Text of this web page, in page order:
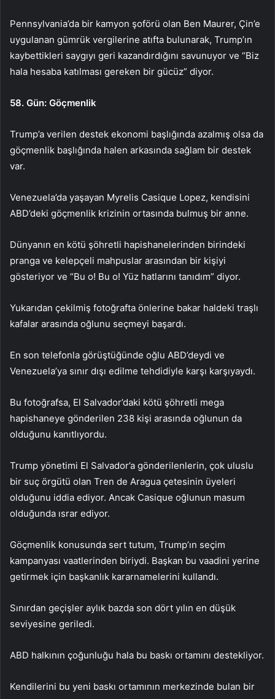
Pennsylvania’da bir kamyon şoförü olan Ben Maurer, Çin’e
uygulanan gümrük vergilerine atıfta bulunarak, Trump’ın
kaybettikleri saygıyı geri kazandırdığını savunuyor ve “Biz
hala hesaba katılması gereken bir gücüz” diyor.
58. Gün: Göçmenlik
Trump’a verilen destek ekonomi başlığında azalmış olsa da
göçmenlik başlığında halen arkasında sağlam bir destek
var.
Venezuela’da yaşayan Myrelis Casique Lopez, kendisini
ABD’deki göçmenlik krizinin ortasında bulmuş bir anne.
Dünyanın en kötü şöhretli hapishanelerinden birindeki
pranga ve kelepçeli mahpuslar arasından bir kişiyi
gösteriyor ve “Bu o! Bu o! Yüz hatlarını tanıdım” diyor.
Yukarıdan çekilmiş fotoğrafta önlerine bakar haldeki traşlı
kafalar arasında oğlunu seçmeyi başardı.
En son telefonla görüştüğünde oğlu ABD’deydi ve
Venezuela’ya sınır dışı edilme tehdidiyle karşı karşıyaydı.
Bu fotoğrafsa, El Salvador’daki kötü şöhretli mega
hapishaneye gönderilen 238 kişi arasında oğlunun da
olduğunu kanıtlıyordu.
Trump yönetimi El Salvador’a gönderilenlerin, çok uluslu
bir suç örgütü olan Tren de Aragua çetesinin üyeleri
olduğunu iddia ediyor. Ancak Casique oğlunun masum
olduğunda ısrar ediyor.
Göçmenlik konusunda sert tutum, Trump’ın seçim
kampanyası vaatlerinden biriydi. Başkan bu vaadini yerine
getirmek için başkanlık kararnamelerini kullandı.
Sınırdan geçişler aylık bazda son dört yılın en düşük
seviyesine geriledi.
ABD halkının çoğunluğu hala bu baskı ortamını destekliyor.
Kendilerini bu yeni baskı ortamının merkezinde bulan bir